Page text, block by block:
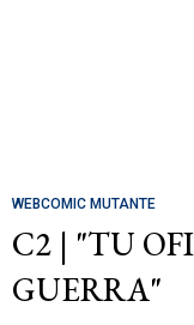
WEBCOMIC MUTANTE
C2 | "TU
GUERRA"